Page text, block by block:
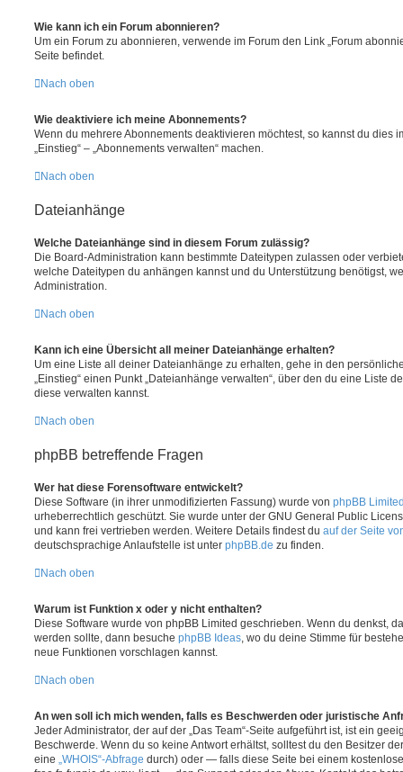
Wie kann ich ein Forum abonnieren?
Um ein Forum zu abonnieren, verwende im Forum den Link „Forum
Seite befindet.
Nach oben
Wie deaktiviere ich meine Abonnements?
Wenn du mehrere Abonnements deaktivieren möchtest, so kannst du dies
„Einstieg“ – „Abonnements verwalten“ machen.
Nach oben
Dateianhänge
Welche Dateianhänge sind in diesem Forum zulässig?
Die Board-Administration kann bestimmte Dateitypen zulassen oder
welche Dateitypen du anhängen kannst und du Unterstützung benötigst,
Administration.
Nach oben
Kann ich eine Übersicht all meiner Dateianhänge erhalten?
Um eine Liste all deiner Dateianhänge zu erhalten, gehe in den
„Einstieg“ einen Punkt „Dateianhänge verwalten“, über den du eine Liste
diese verwalten kannst.
Nach oben
phpBB betreffende Fragen
Wer hat diese Forensoftware entwickelt?
Diese Software (in ihrer unmodifizierten Fassung) wurde von phpBB
urheberrechtlich geschützt. Sie wurde unter der GNU General Public
und kann frei vertrieben werden. Weitere Details findest du auf der Seite
deutschsprachige Anlaufstelle ist unter phpBB.de zu finden.
Nach oben
Warum ist Funktion x oder y nicht enthalten?
Diese Software wurde von phpBB Limited geschrieben. Wenn du denkst,
werden sollte, dann besuche phpBB Ideas , wo du deine Stimme für
neue Funktionen vorschlagen kannst.
Nach oben
An wen soll ich mich wenden, falls es Beschwerden oder juristische
Jeder Administrator, der auf der „Das Team“-Seite aufgeführt ist, ist ein
Beschwerde. Wenn du so keine Antwort erhältst, solltest du den Besitzer
eine „WHOIS“-Abfrage durch) oder — falls diese Seite bei einem